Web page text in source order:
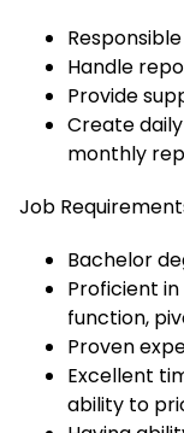
Handle
Provide
Create
monthly
Job
Bachelor
Proficient
function,
Proven
Excellent
ability to